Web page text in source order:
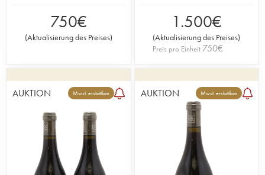
750€
(Aktualisierung des Preises)
1.500€
(Aktualisierung des Preises)
Preis pro Einheit 750€
AUKTION Mwst. erstattbar AUKTION Mwst. erstattbar